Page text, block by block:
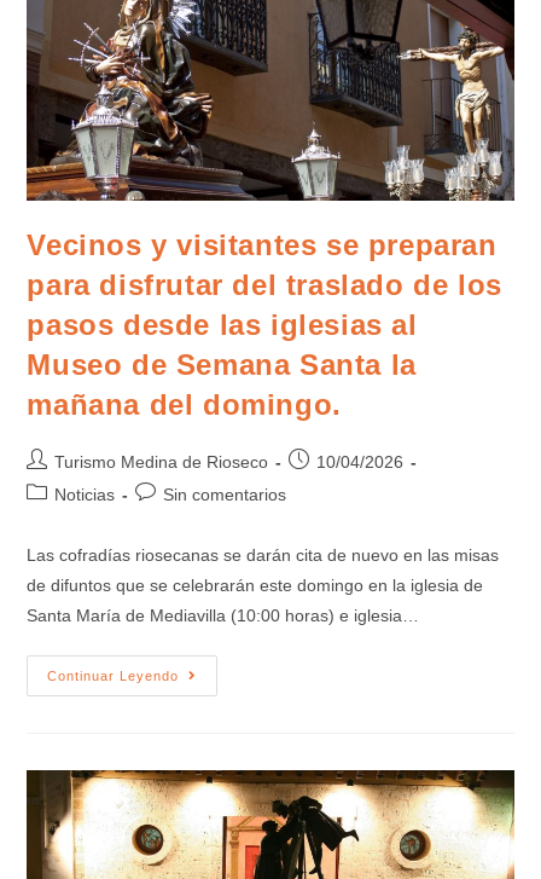
Vecinos y visitantes se preparan
para disfrutar del traslado de los
pasos desde las iglesias al
Museo de Semana Santa la
mañana del domingo.
Turismo Medina de Rioseco
10/04/2026
Noticias
Sin comentarios
Las cofradías riosecanas se darán cita de nuevo en las misas
de difuntos que se celebrarán este domingo en la iglesia de
Santa María de Mediavilla (10:00 horas) e iglesia…
Continuar Leyendo